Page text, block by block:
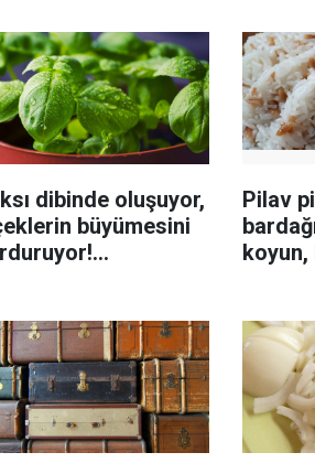
dibinde oluşuyor,
büyümesini
Pilav